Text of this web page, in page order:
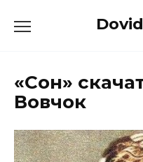
до
«Сон»
Вовчок